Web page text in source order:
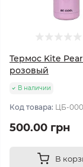
Термос Kite
розовый
В наличии
Код товара: ЦБ-
500.00 грн
В